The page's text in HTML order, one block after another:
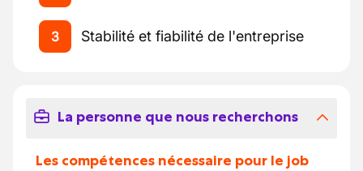
3 Stabilité et fiabilité de l'entreprise
La personne que nous recherchons
Les compétences nécessaire pour le job